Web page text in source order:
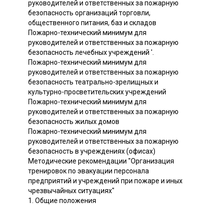
руководителей и ответственных за пожарную
безопасность организаций торговли,
общественного питания, баз и складов
Пожарно-технический минимум для
руководителей и ответственных за пожарную
безопасность лечебных учреждений '.
Пожарно-технический минимум для
руководителей и ответственных за пожарную
безопасность театрально-зрелищных и
культурно-просветительских учреждений
Пожарно-технический минимум для
руководителей и ответственных за пожарную
безопасность жилых домов
Пожарно-технический минимум для
руководителей и ответственных за пожарную
безопасность в учреждениях (офисах)
Методические рекомендации "Организация
тренировок по эвакуации персонала
предприятий и учреждений при пожаре и иных
чрезвычайных ситуациях"
1. Общие положения